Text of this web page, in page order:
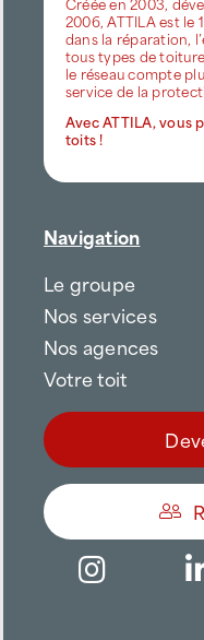
2006, ATTILA est le
dans la réparation,
tous types de
le réseau compte
service de la
Avec ATTILA, vous
toits !
Navigation
Le groupe
Nos services
Nos agences
Votre toit